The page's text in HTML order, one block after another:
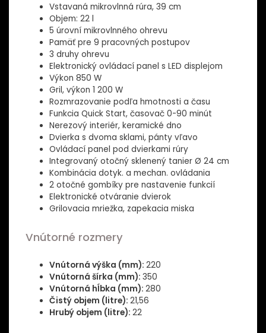
Vstavaná mikrovlnná rúra, 39 cm
Objem: 22 l
5 úrovní mikrovlnného ohrevu
Pamäť pre 9 pracovných postupov
3 druhy ohrevu
Elektronický ovládací panel s LED displejom
Výkon 850 W
Gril, výkon 1 200 W
Rozmrazovanie podľa hmotnosti a času
Funkcia Quick Start, časovač 0-90 minút
Nerezový interiér, keramické dno
Dvierka s dvoma sklami, pánty vľavo
Ovládací panel pod dvierkami rúry
Integrovaný otočný sklenený tanier Ø 24 cm
Kombinácia dotyk. a mechan. ovládania
2 otočné gombíky pre nastavenie funkcií
Elektronické otváranie dvierok
Grilovacia mriežka, zapekacia miska
Vnútorné rozmery
Vnútorná výška (mm): 220
Vnútorná šírka (mm): 350
Vnútorná hĺbka (mm): 280
Čistý objem (litre): 21,56
Hrubý objem (litre): 22